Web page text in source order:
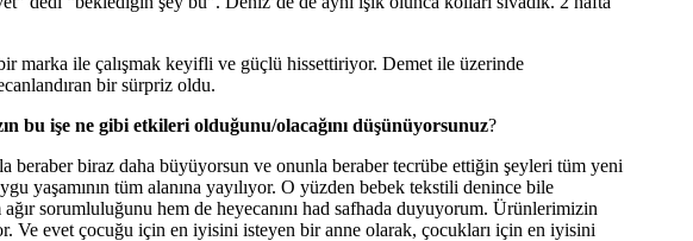
ile çalışmak keyifli ve güçlü hissettiriyor. Demet ile üzerinde
bir sürpriz oldu.
bu işe ne gibi etkileri olduğunu/olacağını düşünüyorsunuz?
beraber biraz daha büyüyorsun ve onunla beraber tecrübe ettiğin şeyleri tüm yeni
yaşamının tüm alanına yayılıyor. O yüzden bebek tekstili denince bile
sorumluluğunu hem de heyecanını had safhada duyuyorum. Ürünlerimizin
Ve evet çocuğu için en iyisini isteyen bir anne olarak, çocukları için en iyisini